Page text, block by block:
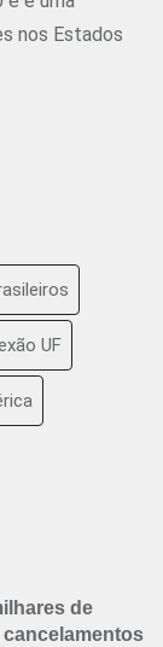
nos Estados
UF
de